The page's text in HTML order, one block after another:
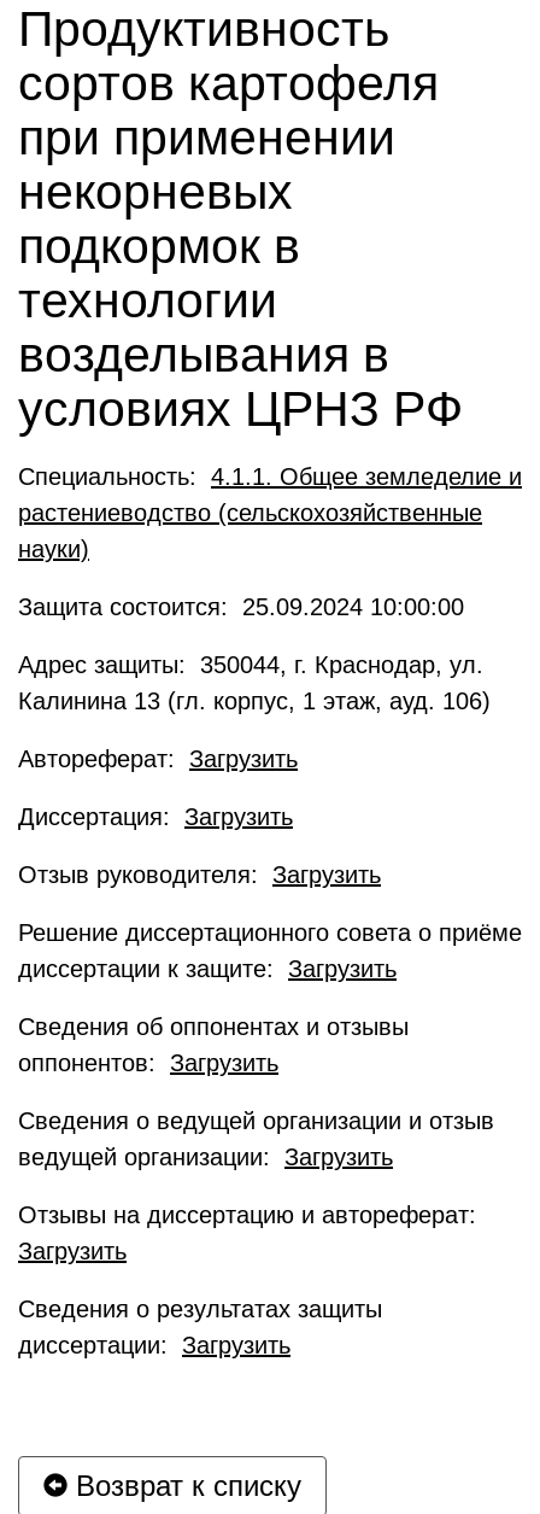
Продуктивность
сортов картофеля
при применении
некорневых
подкормок в
технологии
возделывания в
условиях ЦРНЗ РФ
Специальность: 4.1.1. Общее земледелие и
растениеводство (сельскохозяйственные
науки)
Защита состоится: 25.09.2024 10:00:00
Адрес защиты: 350044, г. Краснодар, ул.
Калинина 13 (гл. корпус, 1 этаж, ауд. 106)
Автореферат: Загрузить
Диссертация: Загрузить
Отзыв руководителя: Загрузить
Решение диссертационного совета о приёме
диссертации к защите: Загрузить
Сведения об оппонентах и отзывы
оппонентов: Загрузить
Сведения о ведущей организации и отзыв
ведущей организации: Загрузить
Отзывы на диссертацию и автореферат:
Загрузить
Сведения о результатах защиты
диссертации: Загрузить
Возврат к списку